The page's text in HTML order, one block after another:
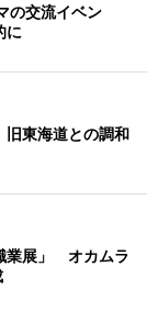
の交流イベン
に
東海道との調和
業展」 オカムラ